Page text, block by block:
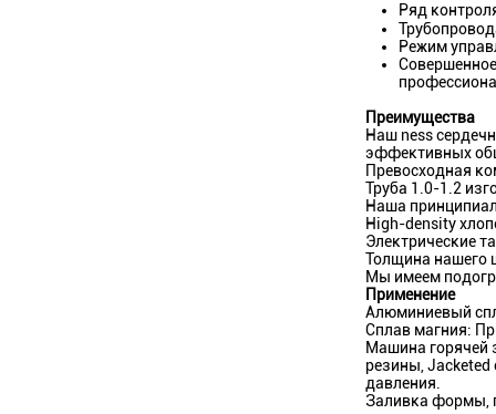
Ряд
Режим
Преимущества
Наш ness
эффективных
Превосходная
Труба 1.0-1.2
Наша
High-density
Электрические
Толщина
Мы имеем
Применение
Алюминиевый
Сплав магния:
Машина горячей
резины,
давления.
Заливка формы,